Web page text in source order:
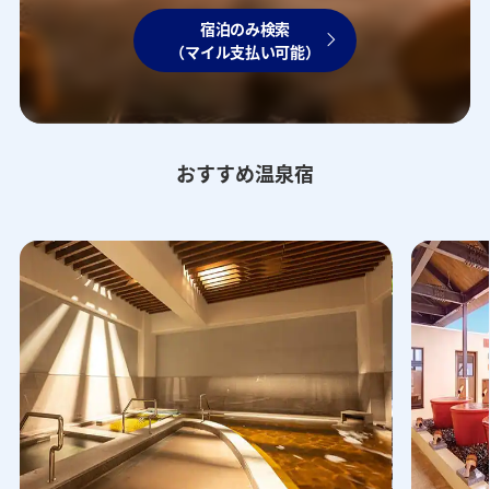
宿泊のみ検索
（マイル支払い可能）
おすすめ温泉宿